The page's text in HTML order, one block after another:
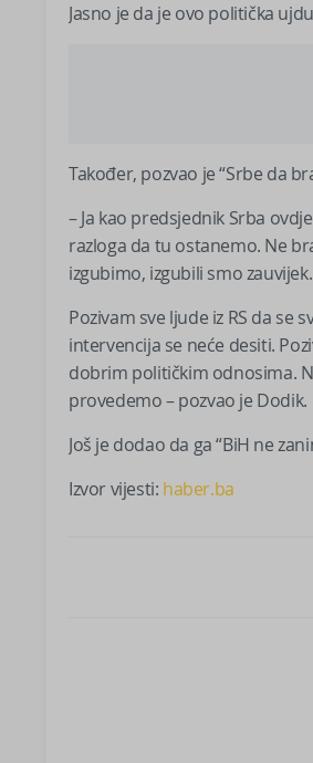
Jasno je da je ovo politička
Također, pozvao je “Srbe da
– Ja kao predsjednik Srba
razloga da tu ostanemo. Ne
izgubimo, izgubili smo zauvijek.
Pozivam sve ljude iz RS da se
intervencija se neće desiti.
dobrim političkim odnosima.
provedemo – pozvao je Dodik.
Još je dodao da ga “BiH ne
Izvor vijesti: haber.ba